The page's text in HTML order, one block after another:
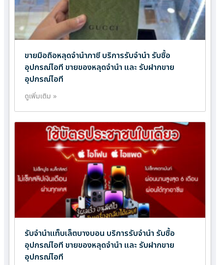
ขายมือถือหลุดจำนำภาชี บริการรับจำนำ รับซื้อ
อุปกรณ์ไอที ขายของหลุดจำนำ และ รับฝากขาย
อุปกรณ์ไอที
ดูเพิ่มเติม »
รับจำนำแท็บเล็ตบางบอน บริการรับจำนำ รับซื้อ
อุปกรณ์ไอที ขายของหลุดจำนำ และ รับฝากขาย
อุปกรณ์ไอที